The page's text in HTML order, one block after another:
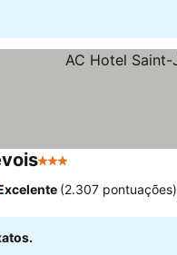
3 Estrelas
(2.307 pontuações)